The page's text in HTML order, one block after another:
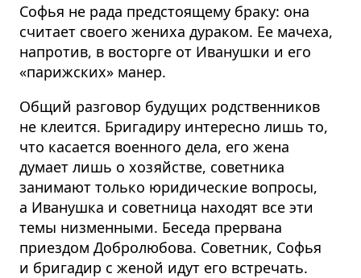
Софья не рада предстоящему браку: она
считает своего жениха дураком. Ее мачеха,
напротив, в восторге от Иванушки и его
«парижских» манер.
Общий разговор будущих родственников
не клеится. Бригадиру интересно лишь то,
что касается военного дела, его жена
думает лишь о хозяйстве, советника
занимают только юридические вопросы,
а Иванушка и советница находят все эти
темы низменными. Беседа прервана
приездом Добролюбова. Советник, Софья
и бригадир с женой идут его встречать.